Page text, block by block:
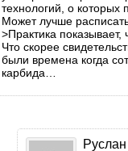
технологий, о которых
Может лучше
>Практика показывает,
Что скорее
были времена когда
карбида…